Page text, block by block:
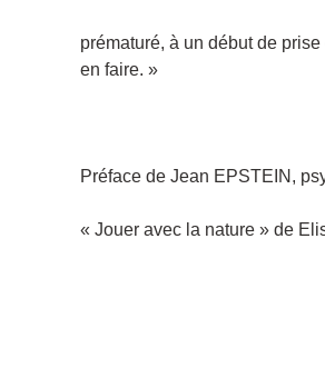
prématuré, à un début de
en faire. »
Préface de Jean EPSTEIN,
« Jouer avec la nature » de